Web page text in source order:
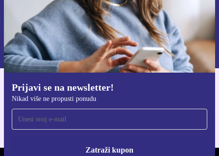
Prijavi se na newsletter!
Nikad više ne propusti ponudu
Zatraži kupon
Zatraži kupon
Informacije o korištenju osobnih podataka možeš pronaći u našim
Pravilima privatnosti.
Preuzmi refurbed aplikaciju
Za iOS i Android